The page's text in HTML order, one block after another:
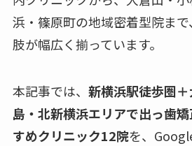
浜・篠原町の地域密着型院ま
肢が幅広く揃っています。
本記事では、 新横浜駅徒歩圏
島・北新横浜エリアで出っ歯
すめクリニック12院を、